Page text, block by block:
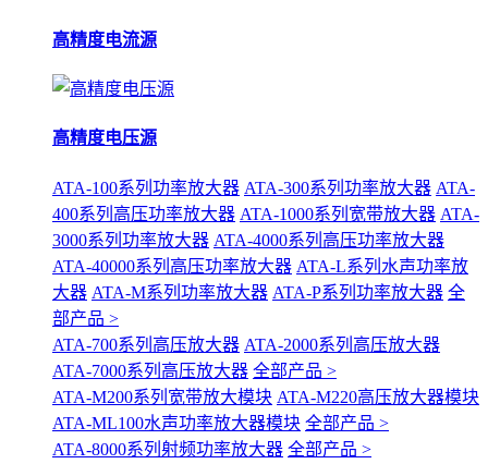
高精度电流源
高精度电压源
ATA-100系列功率放大器 ATA-300系列功率放大器 ATA-
400系列高压功率放大器 ATA-1000系列宽带放大器 ATA-
3000系列功率放大器 ATA-4000系列高压功率放大器
ATA-40000系列高压功率放大器 ATA-L系列水声功率放
大器 ATA-M系列功率放大器 ATA-P系列功率放大器 全
部产品 >
ATA-700系列高压放大器 ATA-2000系列高压放大器
ATA-7000系列高压放大器 全部产品 >
ATA-M200系列宽带放大模块 ATA-M220高压放大器模块
ATA-ML100水声功率放大器模块 全部产品 >
ATA-8000系列射频功率放大器 全部产品 >